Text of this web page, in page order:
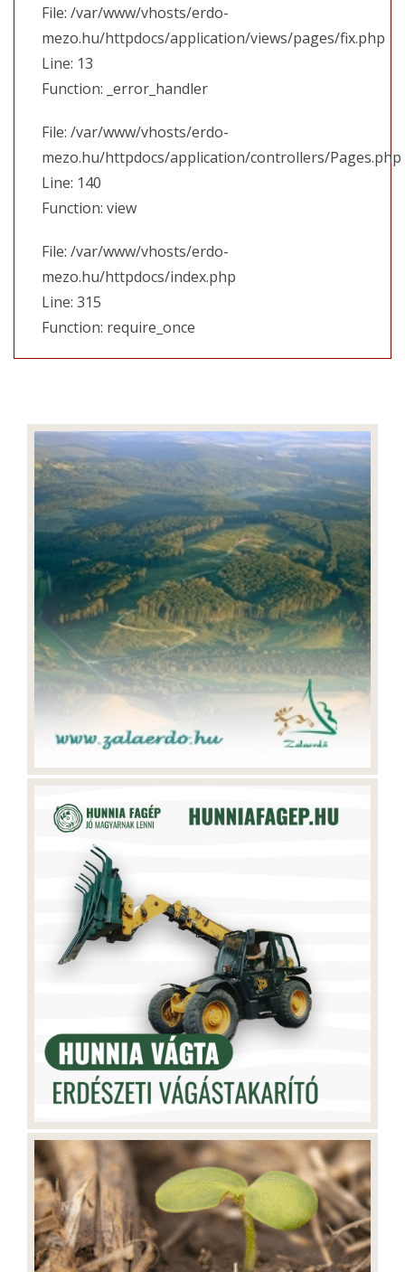
File: /var/www/vhosts/erdo-
mezo.hu/httpdocs/application/views/pages/fix.php
Line: 13
Function: _error_handler
File: /var/www/vhosts/erdo-
mezo.hu/httpdocs/application/controllers/Pages.php
Line: 140
Function: view
File: /var/www/vhosts/erdo-
mezo.hu/httpdocs/index.php
Line: 315
Function: require_once